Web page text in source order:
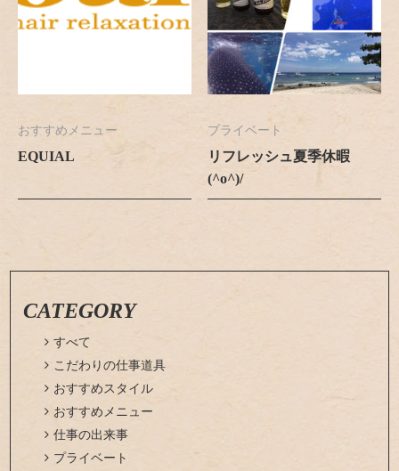
おすすめメニュー
EQUIAL
プライベート
リフレッシュ夏季休暇
(^o^)/
CATEGORY
 すべて
 こだわりの仕事道具
 おすすめスタイル
 おすすめメニュー
 仕事の出来事
 プライベート